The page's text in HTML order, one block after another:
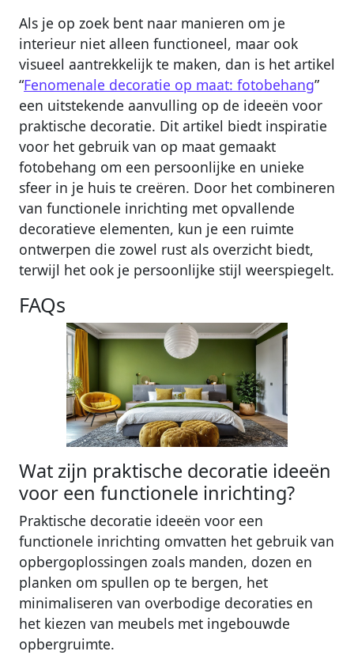
Als je op zoek bent naar manieren om je
interieur niet alleen functioneel, maar ook
visueel aantrekkelijk te maken, dan is het artikel
“Fenomenale decoratie op maat: fotobehang”
een uitstekende aanvulling op de ideeën voor
praktische decoratie. Dit artikel biedt inspiratie
voor het gebruik van op maat gemaakt
fotobehang om een persoonlijke en unieke
sfeer in je huis te creëren. Door het combineren
van functionele inrichting met opvallende
decoratieve elementen, kun je een ruimte
ontwerpen die zowel rust als overzicht biedt,
terwijl het ook je persoonlijke stijl weerspiegelt.
FAQs
Wat zijn praktische decoratie ideeën
voor een functionele inrichting?
Praktische decoratie ideeën voor een
functionele inrichting omvatten het gebruik van
opbergoplossingen zoals manden, dozen en
planken om spullen op te bergen, het
minimaliseren van overbodige decoraties en
het kiezen van meubels met ingebouwde
opbergruimte.